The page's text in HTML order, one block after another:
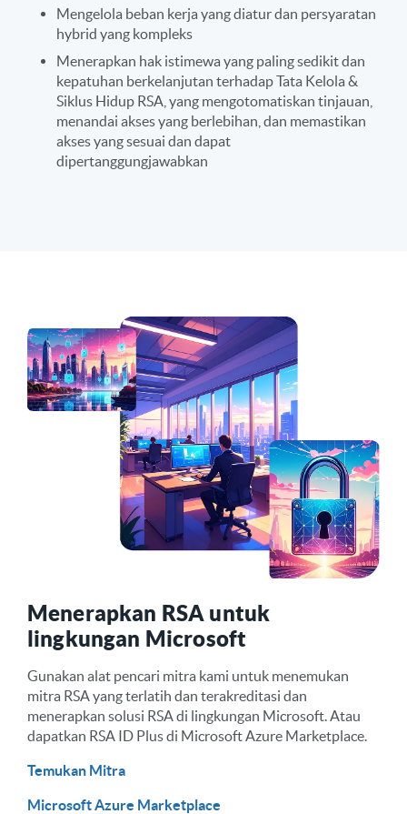
Mengelola beban kerja yang diatur dan persyaratan
hybrid yang kompleks
Menerapkan hak istimewa yang paling sedikit dan
kepatuhan berkelanjutan terhadap Tata Kelola &
Siklus Hidup RSA, yang mengotomatiskan tinjauan,
menandai akses yang berlebihan, dan memastikan
akses yang sesuai dan dapat
dipertanggungjawabkan
Menerapkan RSA untuk
lingkungan Microsoft
Gunakan alat pencari mitra kami untuk menemukan
mitra RSA yang terlatih dan terakreditasi dan
menerapkan solusi RSA di lingkungan Microsoft. Atau
dapatkan RSA ID Plus di Microsoft Azure Marketplace.
Temukan Mitra
Microsoft Azure Marketplace